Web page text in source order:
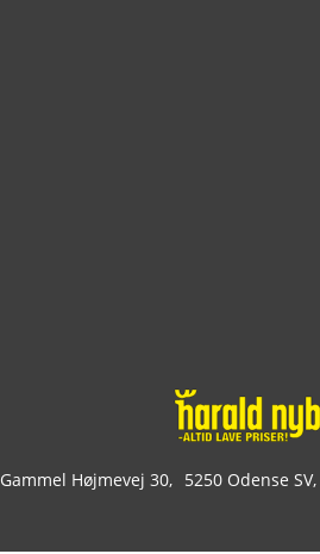
Gammel Højmevej 30 5250 Odense SV